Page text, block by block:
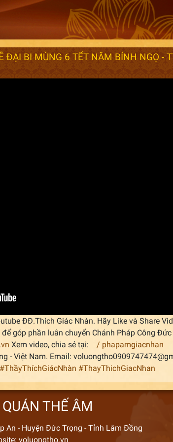
ĐẠI BI MÙNG 6 TẾT NĂM BÍNH NGỌ -
ĐĐ.Thích Giác Nhàn. Hãy Like và Share
để góp phần luân chuyển Chánh Pháp Công
Xem video, chia sẻ tại: / phapamgiacnhan
- Việt Nam. Email:
#ThầyThíchGiácNhàn #ThayThichGiacNhan
THẾ ÂM
An - Huyện Đức Trọng - Tỉnh Lâm Đồng
voluongtho.vn